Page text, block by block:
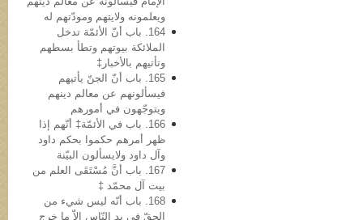
ویعلمونه ولایتهم ومودّتهم له
164. باب أنّ الأئمّة تدخل
الملائکة بیوتهم وتطأ بسطهم
وتأتیهم بالأخبار‡
165. باب أنّ الجنّ یأتیهم
فیسألونهم عن معالم دینهم
ویتوجّهون في أمورهم
166. باب في الأئمّة‡ أنّهم إذا
ظهر أمرهم حکموا بحکم داود
وآل داود ولایسألون البیّنة
167. باب أنَّ مُسْتَقَی العلم من
بیت آل محمّد ‡
168. باب أنّه لیس شيء من
الحقّ في ید النّاس إلاّ ما خرج